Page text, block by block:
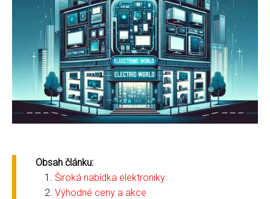
Obsah článku:
Široká nabídka elektroniky
Výhodné ceny a akce